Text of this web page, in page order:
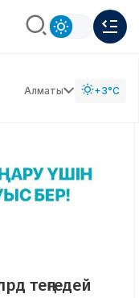
Алматы +3°C
теңгедей